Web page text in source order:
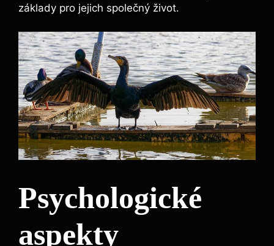
základy pro jejich společný život.
Psychologické
aspekty